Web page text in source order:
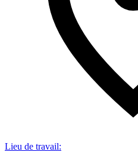
Lieu de travail: